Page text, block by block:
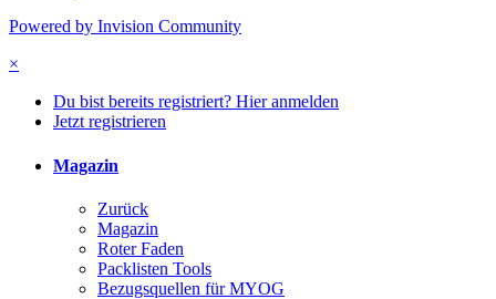
Powered by Invision Community
×
Du bist bereits registriert? Hier anmelden
Jetzt registrieren
Magazin
Zurück
Magazin
Roter Faden
Packlisten Tools
Bezugsquellen für MYOG